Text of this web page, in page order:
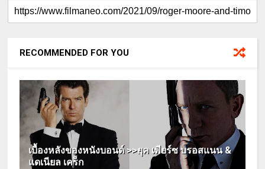
RECOMMENDED FOR YOU
เบื้องหลังของหนังบอนด์ >>ยุค เพียร์ซ บรอสแนน &
แดเนียล เคร็ก